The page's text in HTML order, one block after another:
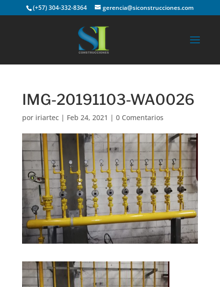
(+57) 304-332-8364 gerencia@siconstrucciones.com
IMG-20191103-WA0026
por iriartec| Feb 24, 2021 | 0 Comentarios